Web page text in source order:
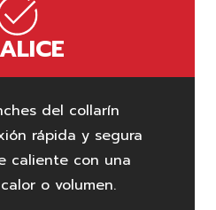
del collarín
rápida y segura
caliente con una
o volumen.